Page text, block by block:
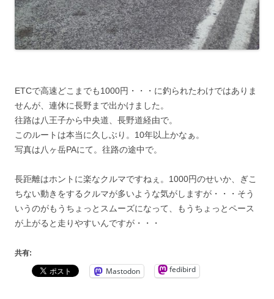
ETCで高速どこまでも1000円・・・に釣られたわけではありま
せんが、連休に長野まで出かけました。
往路は八王子から中央道、長野道経由で。
このルートは本当に久しぶり。10年以上かなぁ。
写真は八ヶ岳PAにて。往路の途中で。
長距離はホントに楽なクルマですねぇ。1000円のせいか、ぎこ
ちない動きをするクルマが多いような気がしますが・・・そう
いうのがもうちょっとスムーズになって、もうちょっとペース
が上がると走りやすいんですが・・・
共有:
Mastodon fedibird